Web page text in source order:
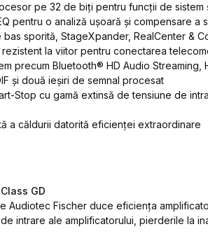
pe 32 de biți pentru funcții de sistem
pentru o analiză ușoară și compensare a
sporită, StageXpander, RealCenter &
la viitor pentru conectarea
precum Bluetooth® HD Audio Streaming,
și două ieșiri de semnal procesat
Stop cu gamă extinsă de tensiune de
a căldurii datorită eficienței extraordinare
GD
Audiotec Fischer duce eficiența
intrare ale amplificatorului, pierderile la